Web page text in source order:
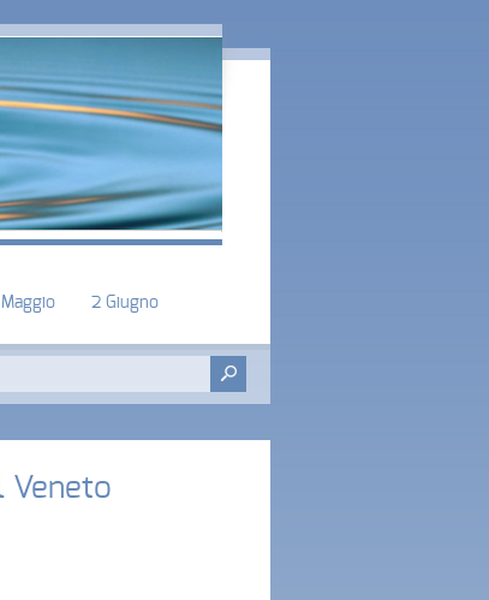
2 Giugno
Veneto